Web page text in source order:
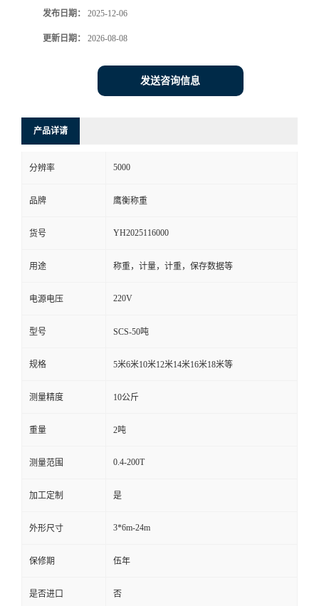
发布日期： 2025-12-06
更新日期： 2026-08-08
发送咨询信息
产品详请
分辨率 5000
品牌 鹰衡称重
货号 YH2025116000
用途 称重，计量，计重，保存数据等
电源电压 220V
型号 SCS-50吨
规格 5米6米10米12米14米16米18米等
测量精度 10公斤
重量 2吨
测量范围 0.4-200T
加工定制 是
外形尺寸 3*6m-24m
保修期 伍年
是否进口 否